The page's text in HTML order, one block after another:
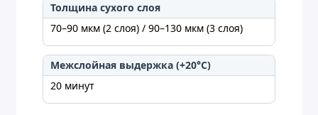
Толщина сухого слоя
70–90 мкм (2 слоя) / 90–130 мкм (3 слоя)
Межслойная выдержка (+20°C)
20 минут